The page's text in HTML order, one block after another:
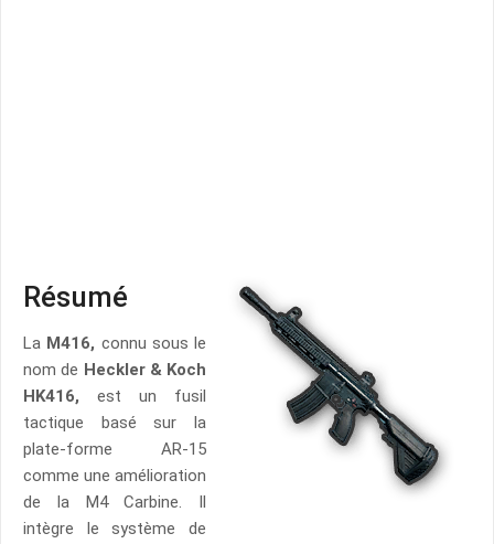
Résumé
La M416, connu sous le
nom de Heckler & Koch
HK416, est un fusil
tactique basé sur la
plate-forme AR-15
comme une amélioration
de la M4 Carbine. Il
intègre le système de